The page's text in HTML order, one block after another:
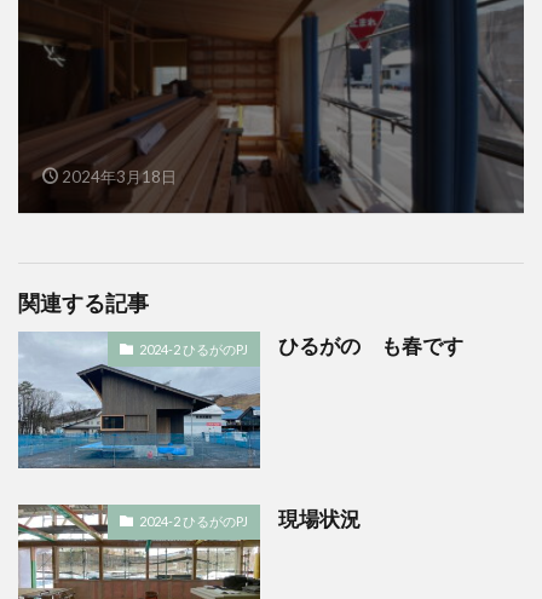
2024年3月18日
関連する記事
2024-2 ひるがのPJ ひるがの も春です
2024-2 ひるがのPJ 現場状況